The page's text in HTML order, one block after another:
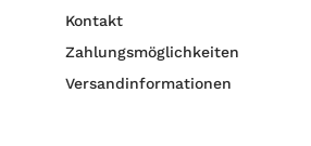
Kontakt
Zahlungsmöglichkeiten
Versandinformationen